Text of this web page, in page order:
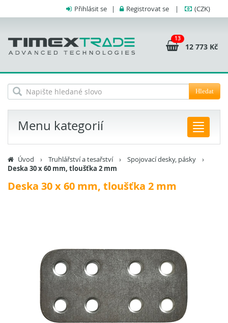
Přihlásit se | Registrovat se | (CZK)
13
12 773 Kč
Hledat
Menu kategorií
Úvod › Truhlářství a tesařství› Spojovací desky, pásky ›
Deska 30 x 60 mm, tloušťka 2 mm
Deska 30 x 60 mm, tloušťka 2 mm